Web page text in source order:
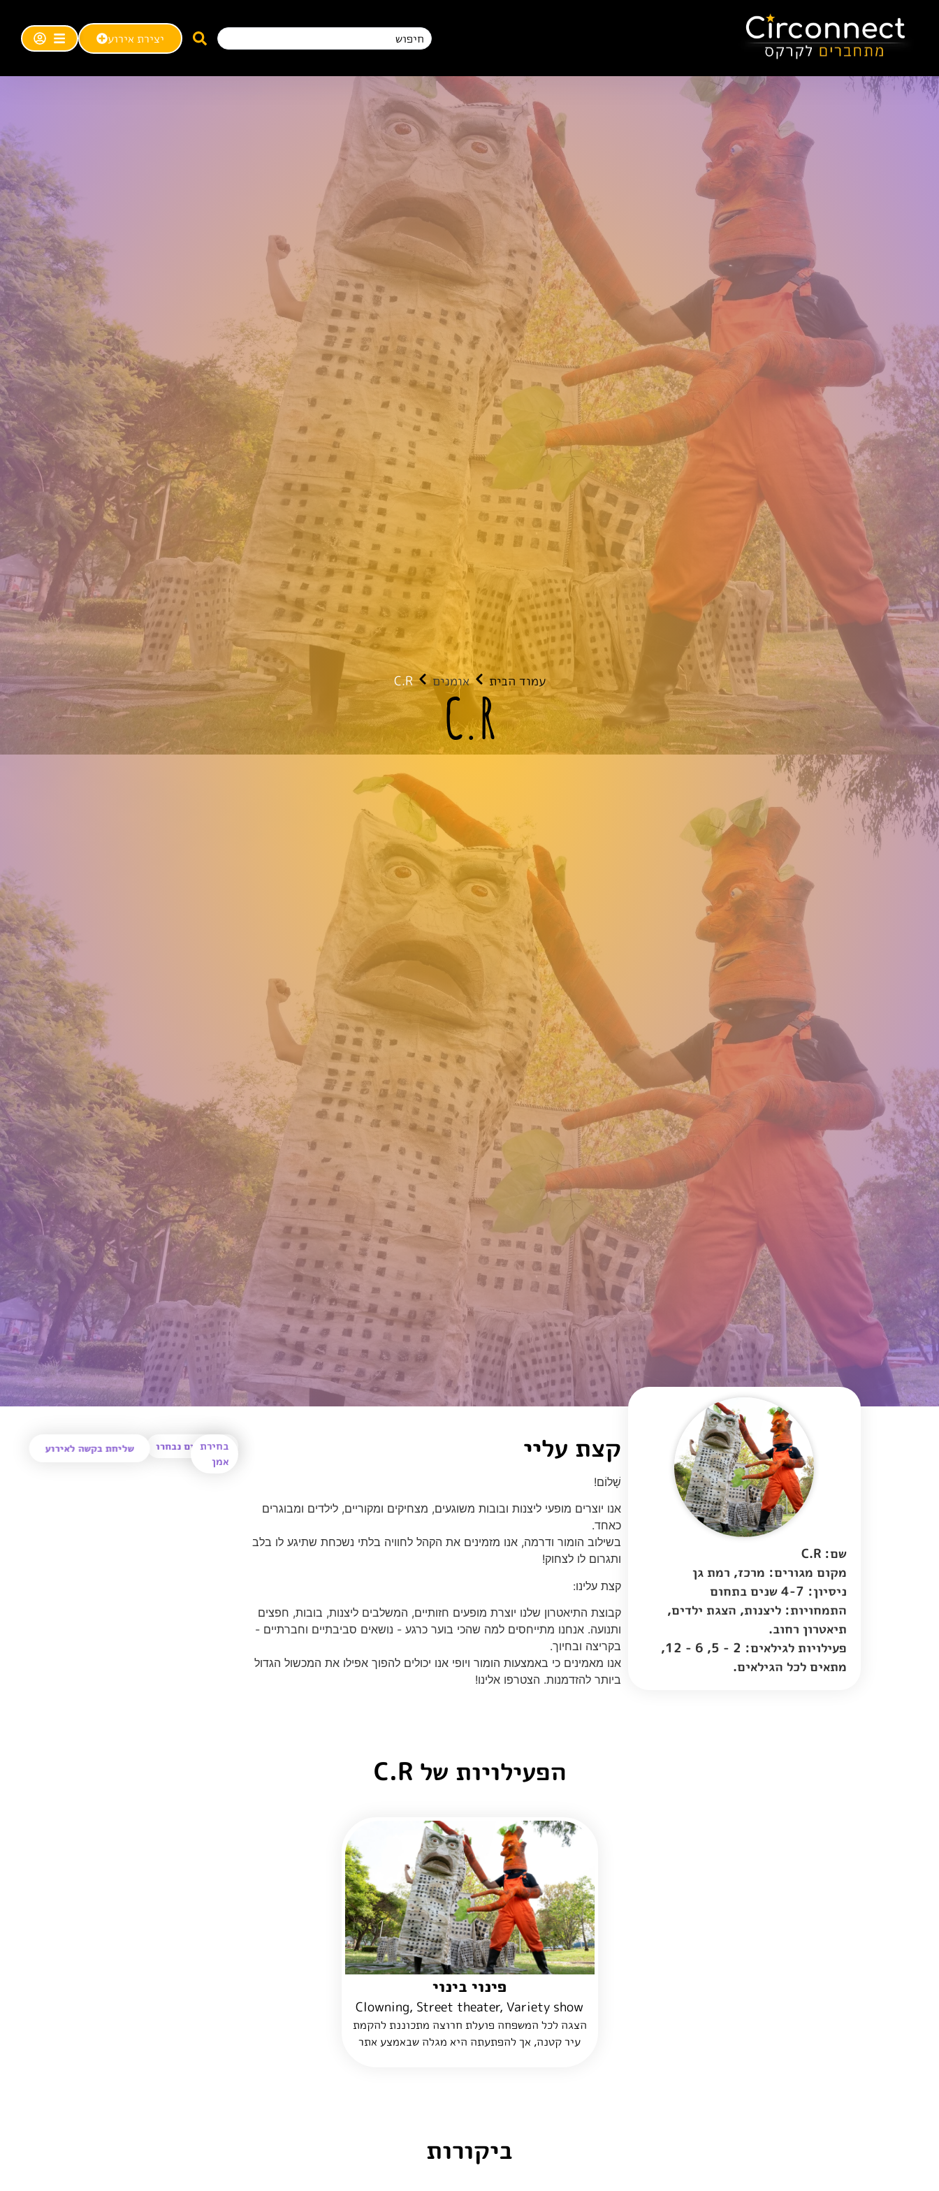
יצירת אירוע
עמוד הבית אומנים C.R
C.R
שם: C.R
מקום מגורים: מרכז, רמת גן
ניסיון: 4-7 שנים בתחום
התמחויות: ליצנות, הצגת ילדים,
תיאטרון רחוב.
פעילויות לגילאים: 2 - 5, 6 - 12,
מתאים לכל הגילאים.
קצת עליי
שָׁלוֹם!
אנו יוצרים מופעי ליצנות ובובות משוגעים, מצחיקים ומקוריים, לילדים ומבוגרים
כאחד.
בשילוב הומור ודרמה, אנו מזמינים את הקהל לחוויה בלתי נשכחת שתיגע לו בלב
ותגרום לו לצחוק!
קצת עלינו:
קבוצת התיאטרון שלנו יוצרת מופעים חזותיים, המשלבים ליצנות, בובות, חפצים
ותנועה. אנחנו מתייחסים למה שהכי בוער כרגע - נושאים סביבתיים וחברתיים -
בקריצה ובחיוך.
אנו מאמינים כי באמצעות הומור ויופי אנו יכולים להפוך אפילו את המכשול הגדול
ביותר להזדמנות. הצטרפו אלינו!
בחירת
אמן
0אמנים נבחרו שליחת בקשה לאירוע
הפעילויות של C.R
פינוי בינוי
Clowning, Street theater, Variety show
הצגה לכל המשפחה פועלת חרוצה מתכוננת להקמת
עיר קטנה, אך להפתעתה היא מגלה שבאמצע אתר
ביקורות